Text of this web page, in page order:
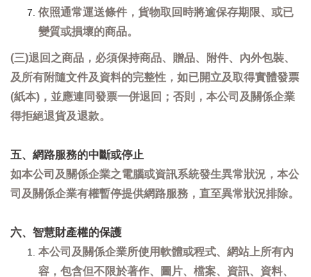
依照通常運送條件，貨物取回時將逾保存期限、或已
變質或損壞的商品。
(三)退回之商品，必須保持商品、贈品、附件、內外包裝、
及所有附隨文件及資料的完整性，如已開立及取得實體發票
(紙本)，並應連同發票一併退回；否則，本公司及關係企業
得拒絕退貨及退款。
五、網路服務的中斷或停止
如本公司及關係企業之電腦或資訊系統發生異常狀況，本公
司及關係企業有權暫停提供網路服務，直至異常狀況排除。
六、智慧財產權的保護
本公司及關係企業所使用軟體或程式、網站上所有內
容，包含但不限於著作、圖片、檔案、資訊、資料、